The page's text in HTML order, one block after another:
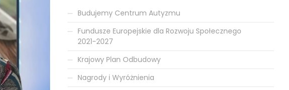
Budujemy Centrum Autyzmu
Fundusze Europejskie dla Rozwoju Społecznego
2021-2027
Krajowy Plan Odbudowy
Nagrody i Wyróżnienia